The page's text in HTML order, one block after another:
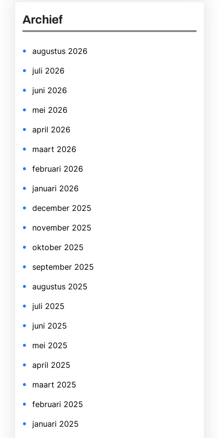
c
Archief
augustus 2026
juli 2026
juni 2026
mei 2026
april 2026
maart 2026
februari 2026
januari 2026
december 2025
november 2025
oktober 2025
september 2025
augustus 2025
juli 2025
juni 2025
mei 2025
april 2025
maart 2025
februari 2025
januari 2025